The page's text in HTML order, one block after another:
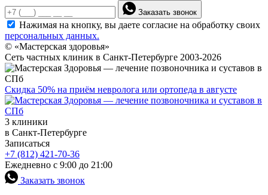
Заказать звонок
Нажимая на кнопку, вы даете согласие на обработку своих
персональных данных.
© «Мастерская здоровья»
Сеть частных клиник в Санкт-Петербурге 2003-2026
Скидка 50% на приём невролога или ортопеда в августе
3 клиники
в Санкт-Петербурге
Записаться
+7 (812) 421-70-36
Ежедневно с 9:00 до 21:00
Заказать звонок